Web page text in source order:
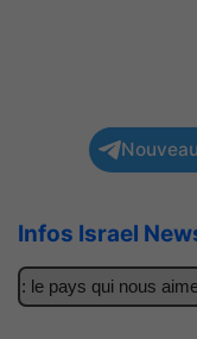
Infos Israel
pays qui nous aime